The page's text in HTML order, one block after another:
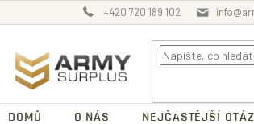
na
+420 720 189 102
DOMŮ O NÁS NEJČASTĚJŠÍ